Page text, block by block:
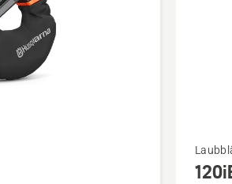
Mehr
Details